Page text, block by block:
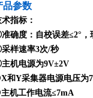
品参数
指标：
确度：自校误差≤2°，
样速率3次/秒
机电源为9V±2V
和Y采集器电源电压为
机工作电流≤7mA